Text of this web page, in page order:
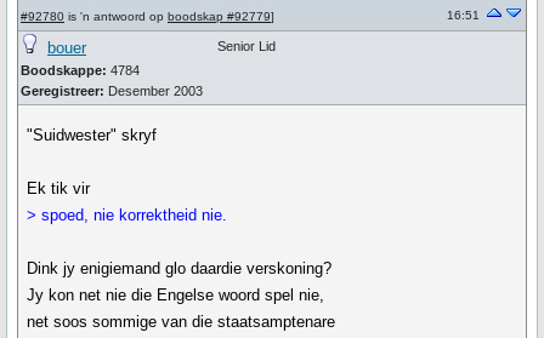
#92780 is 'n antwoord op boodskap #92779]
16:51
bouer
Boodskappe: 4784
Geregistreer: Desember 2003
Senior Lid
"Suidwester" skryf
Ek tik vir
> spoed, nie korrektheid nie.
Dink jy enigiemand glo daardie verskoning?
Jy kon net nie die Engelse woord spel nie,
net soos sommige van die staatsamptenare